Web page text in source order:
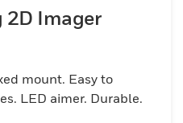
2D Imager
mount. Easy to
LED aimer. Durable.